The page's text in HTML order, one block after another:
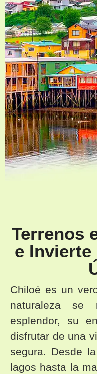
Terrenos
e Invierte
Chiloé es un
naturaleza se
esplendor, su
disfrutar de una
segura. Desde
lagos hasta la